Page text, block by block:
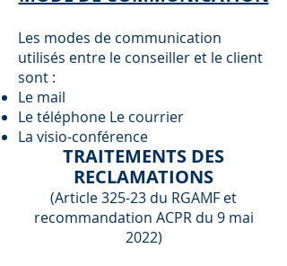
Les modes de communication
utilisés entre le conseiller et le client
sont :
Le mail
Le téléphone Le courrier
La visio-conférence
TRAITEMENTS DES
RECLAMATIONS
(Article 325-23 du RGAMF et
recommandation ACPR du 9 mai
2022)